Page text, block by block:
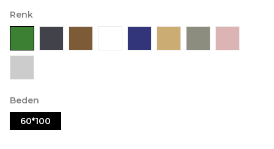
Renk
Beden
60*100